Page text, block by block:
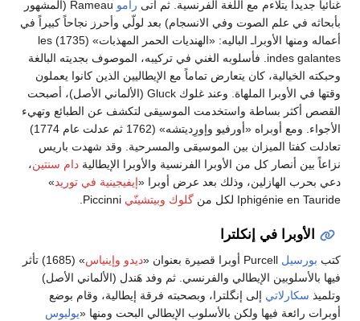
غنائياً جديداً يتلاءم مع اللغة الفرنسية. ثم أتى رامو
Rameau (المشهور
بأبحاثه في علم الصوت وفي الانسجام) بعد لولّي وأحرز نجاحاً كبيراً في
أعماله ومنها الأوبراـ الباليه: «الهنديات الحمر المهذبات» (1735) les
indes galantes. فأسلوبه الغني في تركيبه، الموصوف بجديته البالغة
وحبكته الخيالية، كان يتعارض تماماً مع الإيطاليين الذين كانوا يعملون
وقتها في الأوبرا الملهاة. وعند غلوك Gluck (الألماني الأصل)، أصبحت
القصص أكثر بساطة واستخدمت الموسيقى لتكشف عن الطبائع وتهيء
الأجواء. ومع أوبراه «أورفيو وإورِديتشه» (1762 ثم عدلت عام 1774)
تعادلت كفتا الميزان بين الموسيقى والمسرحية. وقد شهدت باريس
نزاعاً بين أنصار كل من الأوبرا الفرنسية والأوبرا الإيطالية دام سنتين،
دعي بحرب الهازلين، وذلك بعد عرض أوبرا «إيفيجينية في توريد»
Iphigénie en Tauride لكل من
گلوك وبيتشينّي
الأوبرا في إنكلترا
كتب بورسيل ديدو وإينياس
» (1685) تأثر
فيها بالأسلوبين الإيطالي والفرنسي. ثم وفد هَندل (الألماني الأصل)
وتلميذ سكارلاتي إلى إنگلترا، وبصحبته فرقة إيطالية، وقام بوضع
أوبرات رائعة فيها ولكن بالأسلوب الإيطالي البحت ومنها «يوليوس